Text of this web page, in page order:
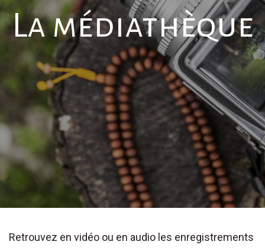
La médiathèque
Retrouvez en vidéo ou en audio les enregistrements